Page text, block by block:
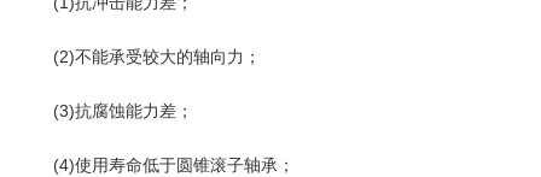
(2)不能承受较大的轴向力；
(3)抗腐蚀能力差；
(4)使用寿命低于圆锥滚子轴承；